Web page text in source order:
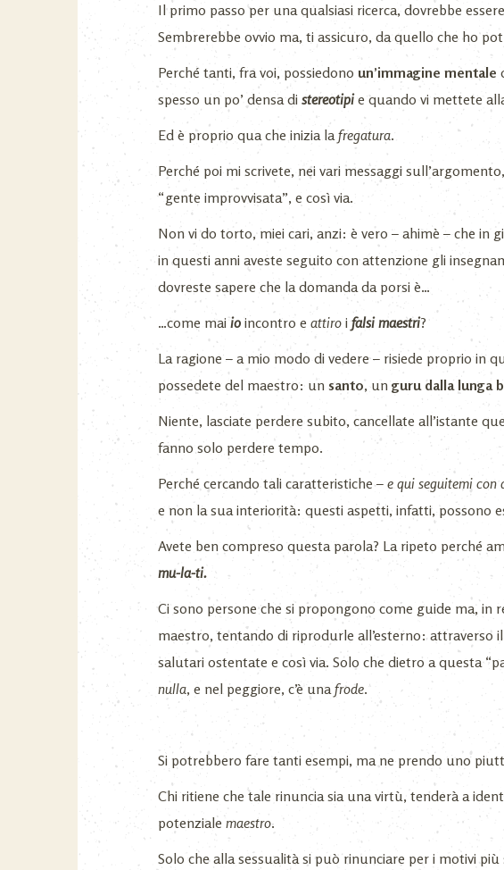
Il primo passo per una qualsiasi ricerca, dovrebbe
Sembrerebbe ovvio ma, ti assicuro, da quello che ho
Perché tanti, fra voi, possiedono un’immagine mentale
spesso un po’ densa di stereotipie quando vi mettete
Ed è proprio qua che inizia lafregatura.
Perché poi mi scrivete, nei vari messaggi
“gente improvvisata”, e così via.
Non vi do torto, miei cari, anzi: è vero – ahimè – che in
in questi anni aveste seguito con attenzione gli
dovreste sapere che la domanda da porsi è…
…come maiio incontro e attiro i falsi maestri?
La ragione – a mio modo di vedere – risiede proprio in
possedete del maestro: un santo, un guru dalla lunga
Niente, lasciate perdere subito, cancellate all’istante
fanno solo perdere tempo.
Perché cercando tali caratteristiche – e qui seguitemi con
e non la sua interiorità: questi aspetti, infatti, possono
Avete ben compreso questa parola? La ripeto perché
mu-la-ti.
Ci sono persone che si propongono come guide ma, in
maestro, tentando di riprodurle all’esterno: attraverso
salutari ostentate e così via. Solo che dietro a questa
nulla, e nel peggiore, c’è unafrode.
Si potrebbero fare tanti esempi, ma ne prendo uno
Chi ritiene che tale rinuncia sia una virtù, tenderà a
potenziale maestro.
Solo che alla sessualità si può rinunciare per i motivi